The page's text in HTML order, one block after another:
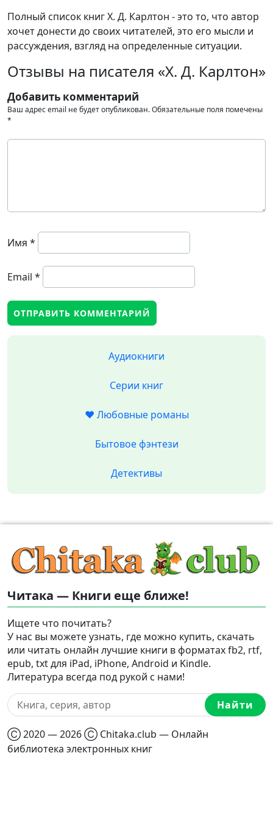
Полный список книг Х. Д. Карлтон - это то, что автор
хочет донести до своих читателей, это его мысли и
рассуждения, взгляд на определенные ситуации.
Отзывы на писателя «Х. Д. Карлтон»
Добавить комментарий
Ваш адрес email не будет опубликован.Обязательные поля помечены
*
Имя *
Email *
Аудиокниги
Серии книг
❤️ Любовные романы
Бытовое фэнтези
Детективы
Читака — Книги еще ближе!
Ищете что почитать?
У нас вы можете узнать, где можно купить, скачать
или читать онлайн лучшие книги в форматах fb2, rtf,
epub, txt для iPad, iPhone, Android и Kindle.
Литература всегда под рукой с нами!
Найти
Ⓒ 2020 — 2026 Ⓒ Chitaka.club — Онлайн
библиотека электронных книг